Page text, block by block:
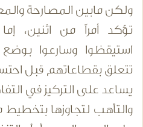
ولكن مابين المصارحة
تؤكد أمراً من اثنين،
استيقظوا وسارعوا
تتعلق بقطاعاتهم قبل
يساعد على التركيز في
والتأهب لتجاوزها